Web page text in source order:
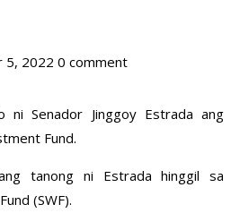
5, 2022 0 comment
ni Senador Jinggoy Estrada ang
Fund.
tanong ni Estrada hinggil sa
(SWF).